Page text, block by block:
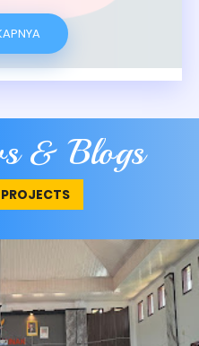
& Blogs
PROJECTS